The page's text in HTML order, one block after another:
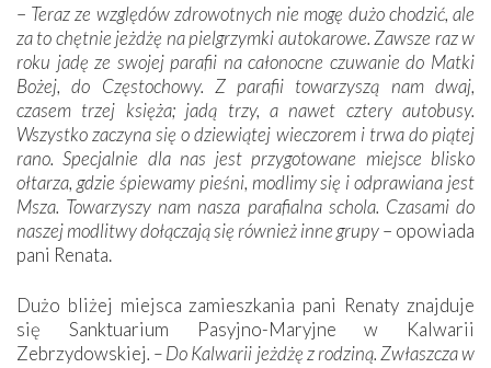
– Teraz ze względów zdrowotnych nie mogę dużo chodzić, ale
za to chętnie jeżdżę na pielgrzymki autokarowe. Zawsze raz w
roku jadę ze swojej parafii na całonocne czuwanie do Matki
Bożej, do Częstochowy. Z parafii towarzyszą nam dwaj,
czasem trzej księża; jadą trzy, a nawet cztery autobusy.
Wszystko zaczyna się o dziewiątej wieczorem i trwa do piątej
rano. Specjalnie dla nas jest przygotowane miejsce blisko
ołtarza, gdzie śpiewamy pieśni, modlimy się i odprawiana jest
Msza. Towarzyszy nam nasza parafialna schola. Czasami do
naszej modlitwy dołączają się również inne grupy– opowiada
pani Renata.
Dużo bliżej miejsca zamieszkania pani Renaty znajduje
się Sanktuarium Pasyjno-Maryjne w Kalwarii
Zebrzydowskiej. – Do Kalwarii jeżdżę z rodziną. Zwłaszcza w